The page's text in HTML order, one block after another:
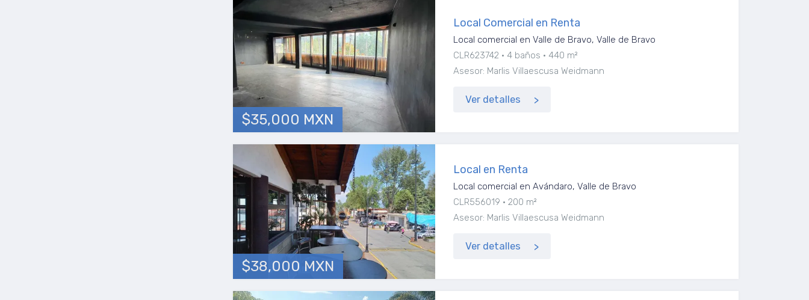
$35,000 MXN
Local Comercial en Renta
Local comercial en Valle de Bravo, Valle de Bravo
CLR623742
4 baños
440 m²
Asesor: Marlis Villaescusa Weidmann
Ver detalles
$38,000 MXN
Local en Renta
Local comercial en Avándaro, Valle de Bravo
CLR556019
200 m²
Asesor: Marlis Villaescusa Weidmann
Ver detalles